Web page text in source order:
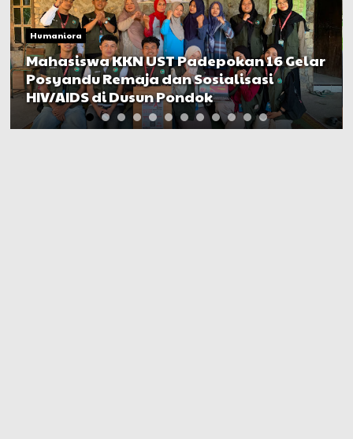
Humaniora
Mahasiswa KKN UST Padepokan 16 Gelar
Posyandu Remaja dan Sosialisasi
HIV/AIDS di Dusun Pondok